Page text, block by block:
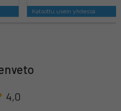
Katsottu usein yhdessä
4,0